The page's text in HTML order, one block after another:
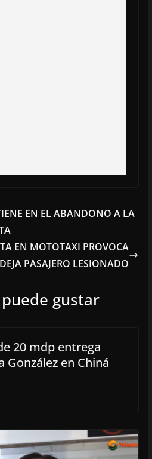
EN EL ABANDONO A LA
EN MOTOTAXI PROVOCA
PASAJERO LESIONADO
gustar
20 mdp entrega
González en Chiná